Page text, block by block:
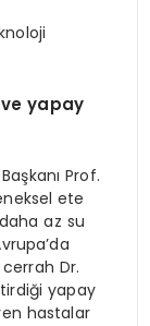
yapay
Prof.
ete
az su
Dr.
yapay
hastalar